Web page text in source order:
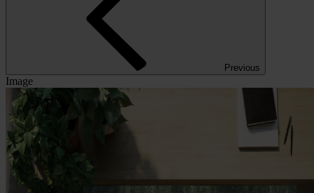
Previous
Image